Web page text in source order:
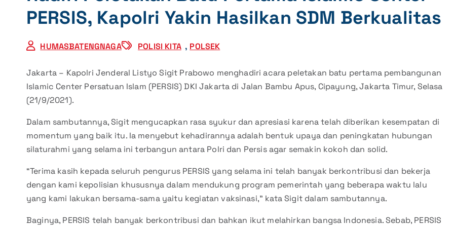
PERSIS, Kapolri Yakin Hasilkan SDM Berkualitas
HUMASBATENGNAGA POLISI KITA , POLSEK
Jakarta – Kapolri Jenderal Listyo Sigit Prabowo menghadiri acara peletakan batu pertama pembangunan
Islamic Center Persatuan Islam (PERSIS) DKI Jakarta di Jalan Bambu Apus, Cipayung, Jakarta Timur, Selasa
(21/9/2021).
Dalam sambutannya, Sigit mengucapkan rasa syukur dan apresiasi karena telah diberikan kesempatan di
momentum yang baik itu. Ia menyebut kehadirannya adalah bentuk upaya dan peningkatan hubungan
silaturahmi yang selama ini terbangun antara Polri dan Persis agar semakin kokoh dan solid.
“Terima kasih kepada seluruh pengurus PERSIS yang selama ini telah banyak berkontribusi dan bekerja
dengan kami kepolisian khususnya dalam mendukung program pemerintah yang beberapa waktu lalu
yang kami lakukan bersama-sama yaitu kegiatan vaksinasi,” kata Sigit dalam sambutannya.
Baginya, PERSIS telah banyak berkontribusi dan bahkan ikut melahirkan bangsa Indonesia. Sebab, PERSIS